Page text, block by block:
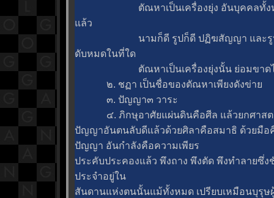
ตัณหาเป็นเครื่องยุ่ง อันบุคคลทั้งหล
ล้ว
นามก็ดี รูปก็ดี ปฏิฆสัญญา และรูป
ดับหมดในที่ใด
ตัณหาเป็นเครื่องยุ่งนั้น ย่อมขาดไ
๒. ชฏา เป็นชื่อของตัณหาเพียงดังข่า
๓. ปัญญา๓ วาระ
๔. ภิกษุอาศัยแผ่นดินคือศีล แล้วยกศาสต
ปัญญาอันตนลับดีแล้วด้วยศิลาคือสมาธิ ด้วยมื
ปัญญา อันกำลังคือความเพียร
ประคับประคองแล้ว พึงถาง พึงตัด พึงทำลายซึ่
ประจำอยู่ใน
สันดานแห่งตนนั้นแม้ทั้งหมด เปรียบเหมือนบุรุ